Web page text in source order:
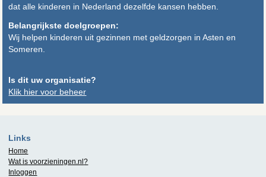
dat alle kinderen in Nederland dezelfde kansen hebben.
Belangrijkste doelgroepen:
Wij helpen kinderen uit gezinnen met geldzorgen in Asten en
Someren.
Is dit uw organisatie?
Klik hier voor beheer
Links
Home
Wat is voorzieningen.nl?
Inloggen